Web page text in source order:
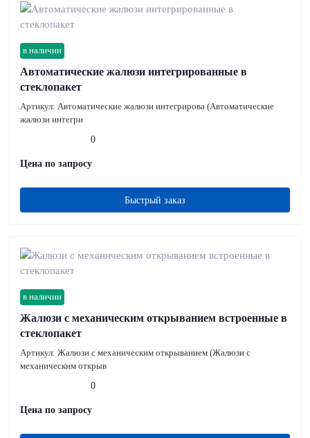
в наличии
Автоматические жалюзи интегрированные в
стеклопакет
Артикул: Автоматические жалюзи интегрирова (Автоматические
жалюзи интегри
0
Цена по запросу
Быстрый заказ
в наличии
Жалюзи с механическим открыванием встроенные в
стеклопакет
Артикул: Жалюзи с механическим открыванием (Жалюзи с
механическим открыв
0
Цена по запросу